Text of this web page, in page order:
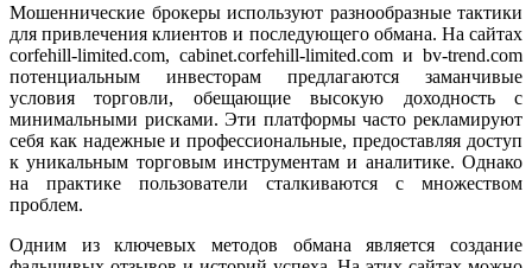
Мошеннические брокеры используют разнообразные тактики
для привлечения клиентов и последующего обмана. На сайтах
corfehill-limited.com, cabinet.corfehill-limited.com и bv-trend.com
потенциальным инвесторам предлагаются заманчивые
условия торговли, обещающие высокую доходность с
минимальными рисками. Эти платформы часто рекламируют
себя как надежные и профессиональные, предоставляя доступ
к уникальным торговым инструментам и аналитике. Однако
на практике пользователи сталкиваются с множеством
проблем.
Одним из ключевых методов обмана является создание